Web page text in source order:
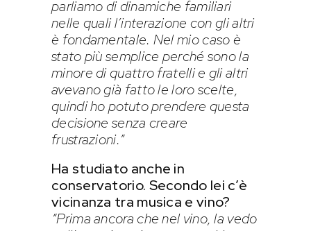
parliamo di dinamiche familiari
nelle quali l’interazione con gli altri
è fondamentale. Nel mio caso è
stato più semplice perché sono la
minore di quattro fratelli e gli altri
avevano già fatto le loro scelte,
quindi ho potuto prendere questa
decisione senza creare
frustrazioni.”
Ha studiato anche in
conservatorio. Secondo lei c’è
vicinanza tra musica e vino?
“Prima ancora che nel vino, la vedo